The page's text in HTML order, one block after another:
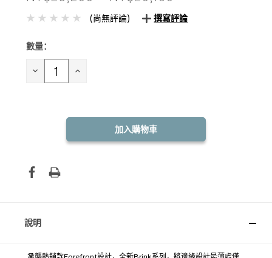
(尚無評論) 撰寫評論
目前
存：
數量：
減 增
說明